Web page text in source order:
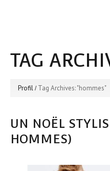
TAG
Profil Tag Archives: "hommes"
UN NOËL
HOMMES)